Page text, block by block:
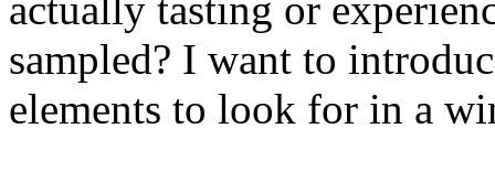
sampled? I want to
elements to look for in a